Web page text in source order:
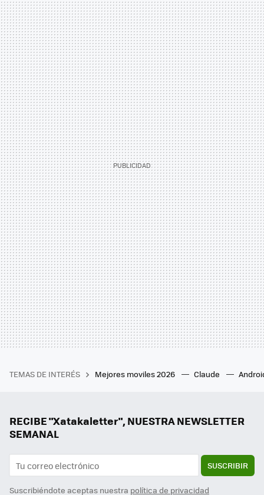
TEMAS DE INTERÉS Mejores moviles 2026 Claude
RECIBE "Xatakaletter", NUESTRA NEWSLETTER
SEMANAL
SUSCRIBIR
Suscribiéndote aceptas nuestra política de privacidad